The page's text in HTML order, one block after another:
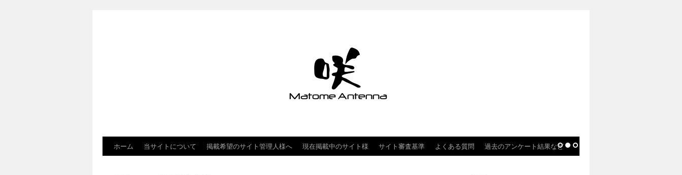
ホーム 当サイトについて 掲載希望のサイト管理人様へ 現在掲載中のサイト様 サイト審査基準 よくある質問 過去のアンケート結果など